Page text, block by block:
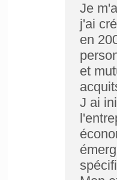
Je
j'ai
en
et
J ai